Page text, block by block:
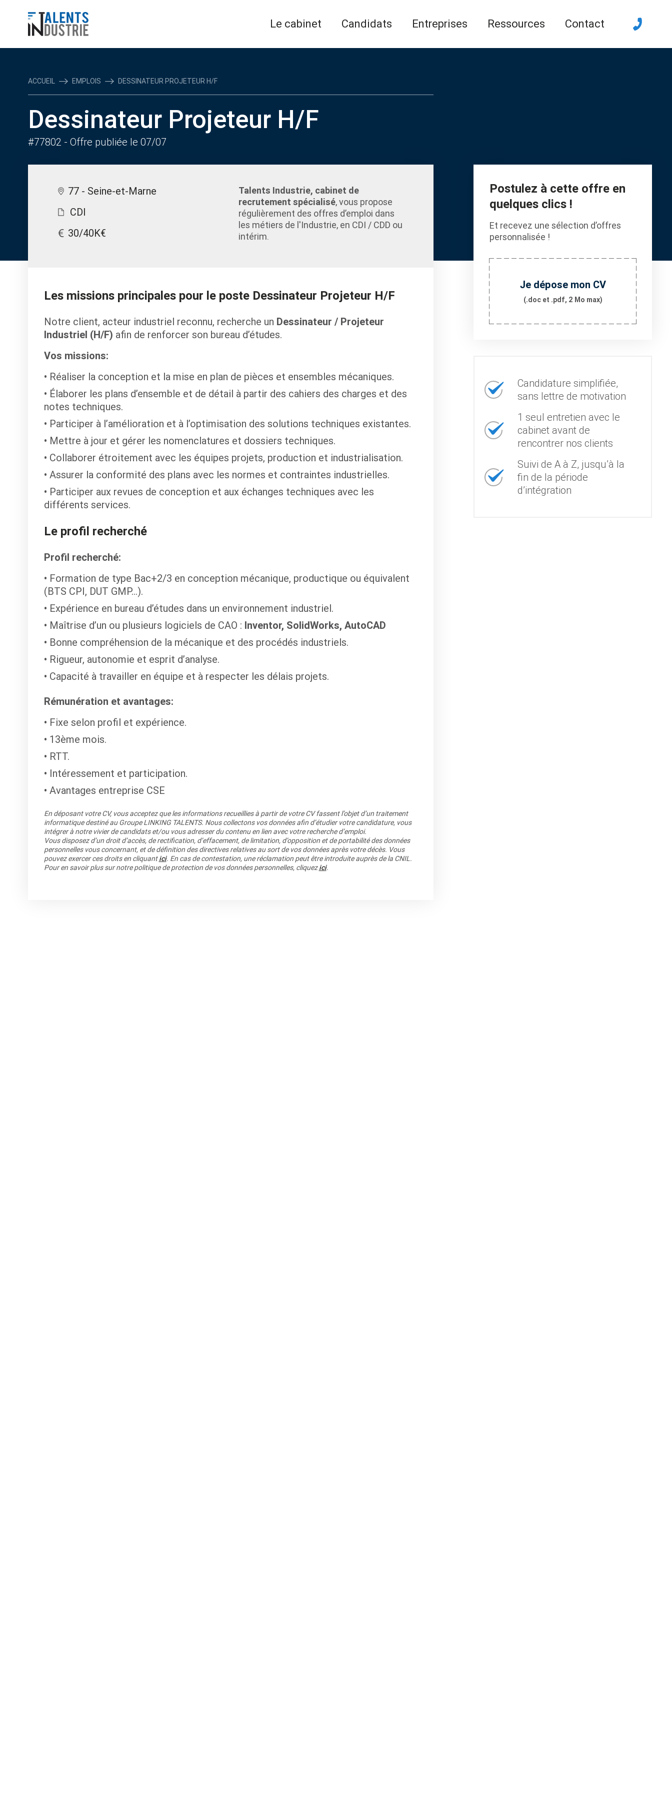
Le cabinet Candidats Entreprises Ressources Contact
ACCUEIL EMPLOIS DESSINATEUR PROJETEUR H/F
Dessinateur Projeteur H/F
#77802 - Offre publiée le 07/07
77 - Seine-et-Marne
CDI
30/40K€
Talents Industrie, cabinet de
recrutement spécialisé, vous propose
régulièrement des offres d’emploi dans
les métiers de l'Industrie, en CDI / CDD ou
intérim.
Les missions principales pour le poste Dessinateur Projeteur H/F
Notre client, acteur industriel reconnu, recherche un Dessinateur / Projeteur
Industriel (H/F) afin de renforcer son bureau d’études.
Vos missions:
Réaliser la conception et la mise en plan de pièces et ensembles mécaniques.
Élaborer les plans d’ensemble et de détail à partir des cahiers des charges et des
notes techniques.
Participer à l’amélioration et à l’optimisation des solutions techniques existantes.
Mettre à jour et gérer les nomenclatures et dossiers techniques.
Collaborer étroitement avec les équipes projets, production et industrialisation.
Assurer la conformité des plans avec les normes et contraintes industrielles.
Participer aux revues de conception et aux échanges techniques avec les
différents services.
Le profil recherché
Profil recherché:
Formation de type Bac+2/3 en conception mécanique, productique ou équivalent
(BTS CPI, DUT GMP…).
Expérience en bureau d’études dans un environnement industriel.
Maîtrise d’un ou plusieurs logiciels de CAO : Inventor, SolidWorks, AutoCAD
Bonne compréhension de la mécanique et des procédés industriels.
Rigueur, autonomie et esprit d’analyse.
Capacité à travailler en équipe et à respecter les délais projets.
Rémunération et avantages:
Fixe selon profil et expérience.
13ème mois.
RTT.
Intéressement et participation.
Avantages entreprise CSE
En déposant votre CV, vous acceptez que les informations recueillies à partir de votre CV fassent l’objet d’un traitement
informatique destiné au Groupe LINKING TALENTS. Nous collectons vos données afin d’étudier votre candidature, vous
intégrer à notre vivier de candidats et/ou vous adresser du contenu en lien avec votre recherche d’emploi.
Vous disposez d’un droit d’accès, de rectification, d’effacement, de limitation, d’opposition et de portabilité des données
personnelles vous concernant, et de définition des directives relatives au sort de vos données après votre décès. Vous
pouvez exercer ces droits en cliquantici. En cas de contestation, une réclamation peut être introduite auprès de la CNIL.
Pour en savoir plus sur notre politique de protection de vos données personnelles, cliquezici.
Postulez à cette offre en
quelques clics !
Et recevez une sélection d’offres
personnalisée !
Je dépose mon CV
(.doc et .pdf, 2 Mo max)
Candidature simplifiée,
sans lettre de motivation
1 seul entretien avec le
cabinet avant de
rencontrer nos clients
Suivi de A à Z, jusqu’à la
fin de la période
d’intégration